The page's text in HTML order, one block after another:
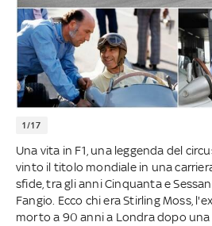
1/17
Una vita in F1, una leggenda del
vinto il titolo mondiale in una
sfide, tra gli anni Cinquanta e
Fangio. Ecco chi era Stirling Moss,
morto a 90 anni a Londra dopo